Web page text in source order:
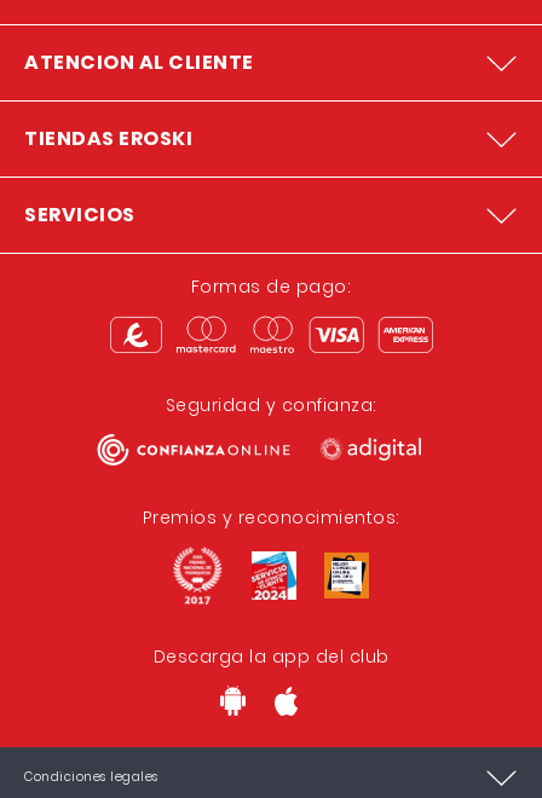
ATENCION AL CLIENTE
TIENDAS EROSKI
SERVICIOS
Formas de pago:
Seguridad y confianza:
Premios y reconocimientos:
Descarga la app del club
Condiciones legales